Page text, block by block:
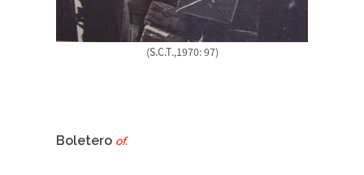
(S.C.T.,1970: 97)
Boletero of.